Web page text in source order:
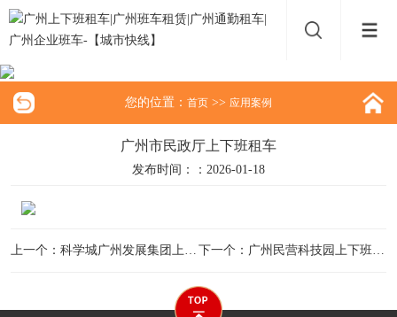
您的位置： 首页 >> 应用案例
广州市民政厅上下班租车
发布时间：：2026-01-18